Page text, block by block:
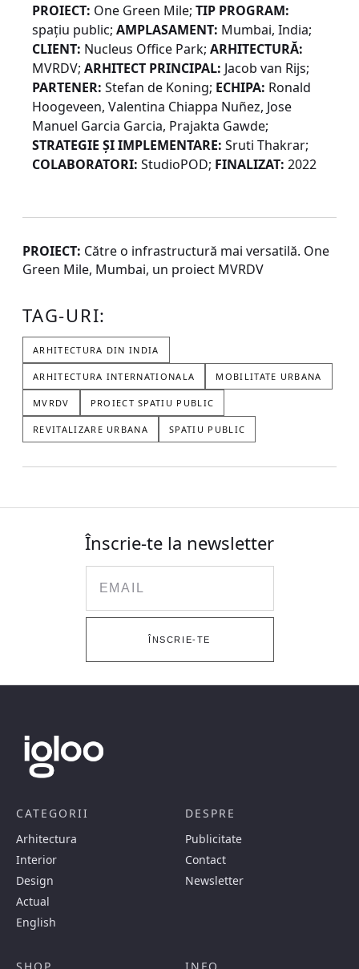
PROIECT: One Green Mile; TIP PROGRAM:
spaţiu public; AMPLASAMENT: Mumbai, India;
CLIENT: Nucleus Office Park; ARHITECTURĂ:
MVRDV; ARHITECT PRINCIPAL: Jacob van Rijs;
PARTENER: Stefan de Koning; ECHIPA: Ronald
Hoogeveen, Valentina Chiappa Nuñez, Jose
Manuel Garcia Garcia, Prajakta Gawde;
STRATEGIE ŞI IMPLEMENTARE: Sruti Thakrar;
COLABORATORI: StudioPOD; FINALIZAT: 2022
PROIECT: Către o infrastructură mai versatilă. One
Green Mile, Mumbai, un proiect MVRDV
TAG-URI:
ARHITECTURA DIN INDIA
ARHITECTURA INTERNATIONALA MOBILITATE URBANA
MVRDV PROIECT SPATIU PUBLIC
REVITALIZARE URBANA SPATIU PUBLIC
Înscrie-te la newsletter
ÎNSCRIE-TE
CATEGORII
Arhitectura
Interior
Design
Actual
English
DESPRE
Publicitate
Contact
Newsletter